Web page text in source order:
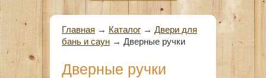
Вы здесь
Главная → Каталог → Двери для
бань и саун → Дверные ручки
Дверные ручки